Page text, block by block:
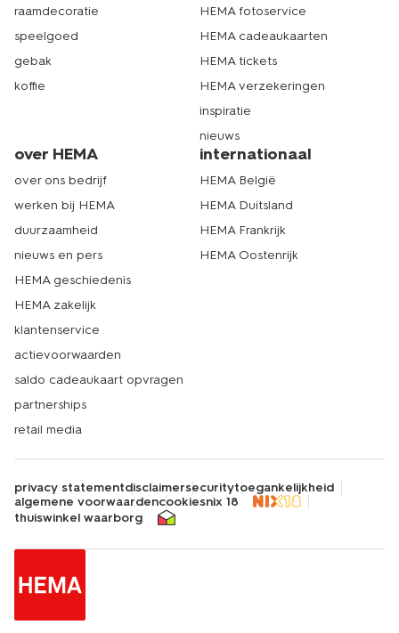
raamdecoratie
speelgoed
gebak
koffie
HEMA fotoservice
HEMA cadeaukaarten
HEMA tickets
HEMA verzekeringen
inspiratie
nieuws
over HEMA
over ons bedrijf
werken bij HEMA
duurzaamheid
nieuws en pers
HEMA geschiedenis
HEMA zakelijk
klantenservice
actievoorwaarden
saldo cadeaukaart opvragen
partnerships
retail media
internationaal
HEMA België
HEMA Duitsland
HEMA Frankrijk
HEMA Oostenrijk
privacy statementdisclaimersecuritytoegankelijkheid
algemene voorwaardencookiesnix 18
thuiswinkel waarborg